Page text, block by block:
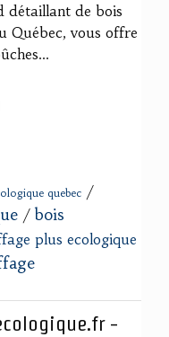
détaillant de bois
Québec, vous offre
quebec /
/ bois
plus ecologique
-